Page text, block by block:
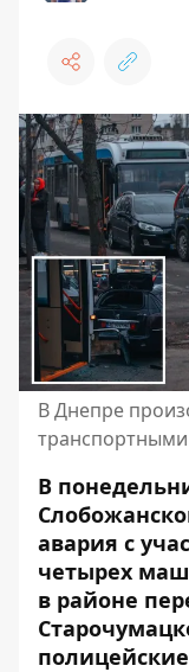
В Днепре
В
авария с
четырех
в районе